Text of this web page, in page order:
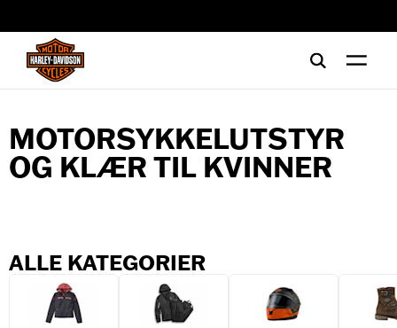
MOTORSYKKELUTSTYR
OG KLÆR TIL KVINNER
ALLE KATEGORIER